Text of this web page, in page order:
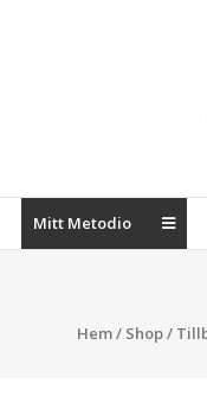
Management
Boards
Mitt Metodio
Hem/ Shop/